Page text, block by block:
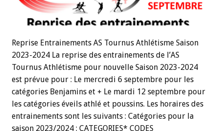
Reprise Entrainements AS Tournus Athlétisme Saison
2023-2024 La reprise des entrainements de l’AS
Tournus Athlétisme pour nouvelle Saison 2023-2024
est prévue pour : Le mercredi 6 septembre pour les
catégories Benjamins et + Le mardi 12 septembre pour
les catégories éveils athlé et poussins. Les horaires des
entrainements sont les suivants : Catégories pour la
saison 2023/2024 : CATEGORIES* CODES